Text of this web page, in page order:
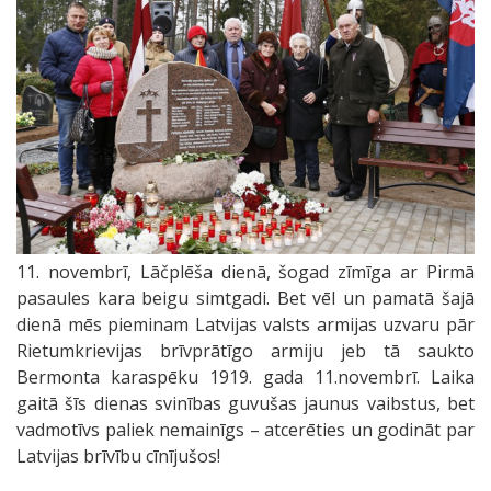
11. novembrī, Lāčplēša dienā, šogad zīmīga ar Pirmā
pasaules kara beigu simtgadi. Bet vēl un pamatā šajā
dienā mēs pieminam Latvijas valsts armijas uzvaru pār
Rietumkrievijas brīvprātīgo armiju jeb tā saukto
Bermonta karaspēku 1919. gada 11.novembrī. Laika
gaitā šīs dienas svinības guvušas jaunus vaibstus, bet
vadmotīvs paliek nemainīgs – atcerēties un godināt par
Latvijas brīvību cīnījušos!